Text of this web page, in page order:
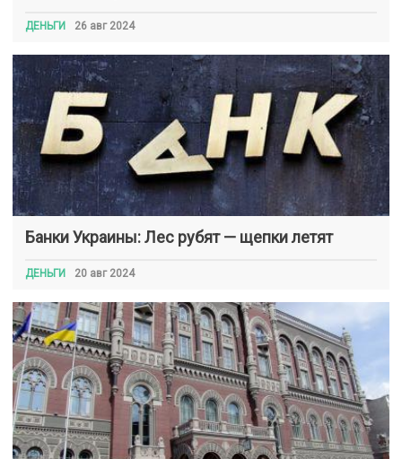
ДЕНЬГИ 26 авг 2024
Банки Украины: Лес рубят — щепки летят
ДЕНЬГИ 20 авг 2024